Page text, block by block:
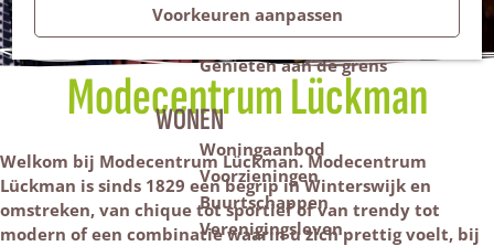
Voorkeuren aanpassen
Volksfeest & Bloemencorso
Promotie evenementen
Genieten aan de grens
WONEN
Woningaanbod
Voorzieningen
Buurtschappen
Verenigingsleven
Modecentrum Lückman
Welkom bij Modecentrum Lückman.Modecentrum
Lückman is sinds 1829 een begrip in Winterswijk en
omstreken, van chique tot sportief of van trendy tot
modern of een combinatie waarin u zich prettig voelt, bij